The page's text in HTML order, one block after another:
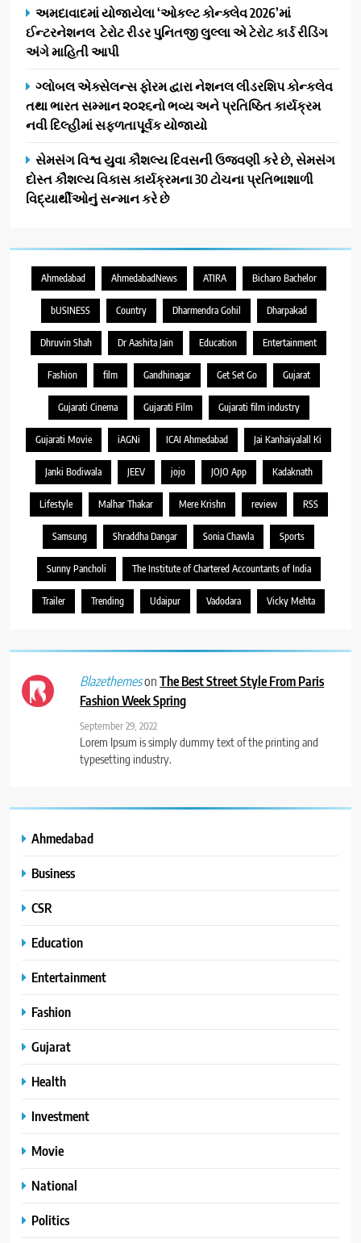
અમદાવાદમાં યોજાયેલા ‘ઓકલ્ટ કોન્ક્લેવ 2026’માં
ઈન્ટરનેશનલ ટેરોટ રીડર પુનિતજી લુલ્લા એ ટેરોટ કાર્ડ રીડિંગ
અંગે માહિતી આપી
ગ્લોબલ એક્સેલન્સ ફોરમ દ્વારા નેશનલ લીડરશિપ કોન્કલેવ
તથા ભારત સમ્માન ૨૦૨૬નો ભવ્ય અને પ્રતિષ્ઠિત કાર્યક્રમ
નવી દિલ્હીમાં સફળતાપૂર્વક યોજાયો
સેમસંગ વિશ્વ યુવા કૌશલ્ય દિવસની ઉજવણી કરે છે, સેમસંગ
દોસ્ત કૌશલ્ય વિકાસ કાર્યક્રમના 30 ટોચના પ્રતિભાશાળી
વિદ્યાર્થીઓનું સન્માન કરે છે
Ahmedabad AhmedabadNews ATIRA Bicharo Bachelor
bUSINESS Country Dharmendra Gohil Dharpakad
Dhruvin Shah Dr Aashita Jain Education Entertainment
Fashion film Gandhinagar Get Set Go Gujarat
Gujarati Cinema Gujarati Film Gujarati film industry
Gujarati Movie iAGNi ICAI Ahmedabad Jai Kanhaiyalall Ki
Janki Bodiwala JEEV jojo JOJO App Kadaknath
Lifestyle Malhar Thakar Mere Krishn review RSS
Samsung Shraddha Dangar Sonia Chawla Sports
Sunny Pancholi The Institute of Chartered Accountants of India
Trailer Trending Udaipur Vadodara Vicky Mehta
BlazethemesonThe Best Street Style From Paris
Fashion Week Spring
September 29, 2022
Lorem Ipsum is simply dummy text of the printing and
typesetting industry.
Ahmedabad
Business
CSR
Education
Entertainment
Fashion
Gujarat
Health
Investment
Movie
National
Politics